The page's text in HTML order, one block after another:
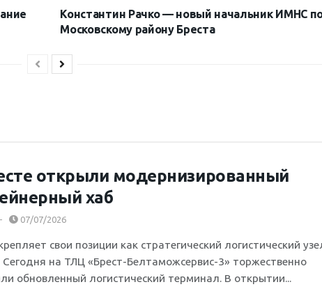
Константин Рачко — новый начальник ИМНС
Московскому району Бреста
открыли модернизированный
хаб
07/07/2026
свои позиции как стратегический логистический
Сегодня на ТЛЦ «Брест-Белтаможсервис-3» торжественно
обновленный логистический терминал. В открытии...